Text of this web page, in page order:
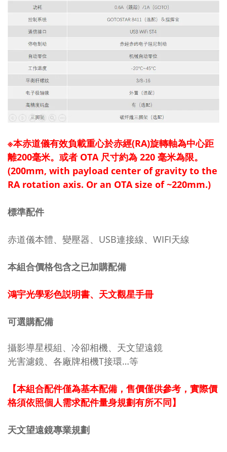
※本赤道儀有效負載重心於赤經(RA)旋轉軸為中心距
離200毫米。或者 OTA 尺寸約為 220 毫米為限。
(200mm, with payload center of gravity to the
RA rotation axis. Or an OTA size of ~220mm.)
標準配件
赤道儀本體、變壓器、USB連接線、WIFI天線
本組合價格包含之已加購配備
鴻宇光學彩色説明書、天文觀星手冊
可選購配備
攝影導星模組、冷卻相機、天文望遠鏡
光害濾鏡、各廠牌相機T接環…等
【本組合配件僅為基本配備，售價僅供參考，實際價
格須依照個人需求配件量身規劃有所不同】
天文望遠鏡專業規劃